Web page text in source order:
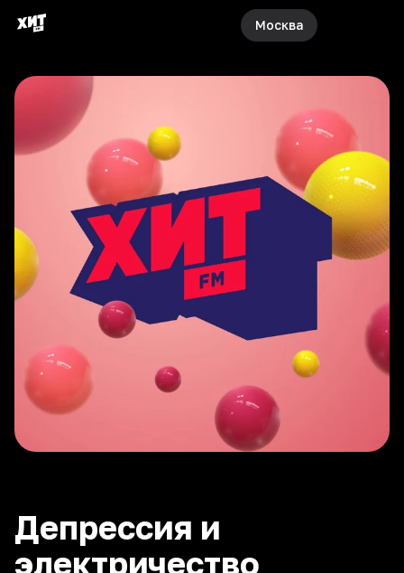
Москва
Депрессия и
электричество